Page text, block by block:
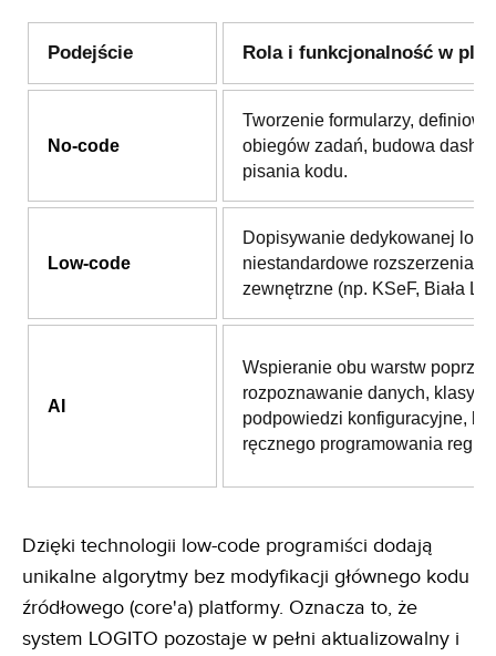
Podejście Rola i funkcjonalność w
No-code
Tworzenie formularzy,
obiegów zadań, budowa
pisania kodu.
Low-code
Dopisywanie dedykowanej
niestandardowe rozszerzenia i
zewnętrzne (np. KSeF, Biała
AI
Wspieranie obu warstw
rozpoznawanie danych,
podpowiedzi konfiguracyjne,
ręcznego programowania reguł.
Dzięki technologii low-code programiści dodają
unikalne algorytmy bez modyfikacji głównego kodu
źródłowego (core'a) platformy. Oznacza to, że
system LOGITO pozostaje w pełni aktualizowalny i